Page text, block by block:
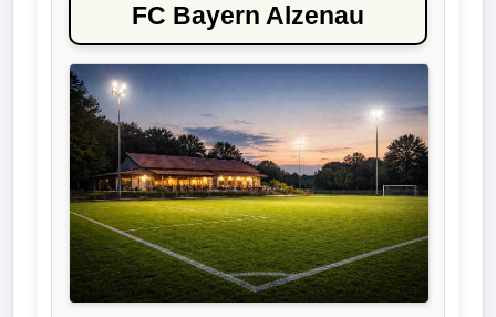
Nationalmannschaft
Vereinsnews
Wechselgerüchte
Verletzungspech
Frauenfußball
FC Bayern Alzenau